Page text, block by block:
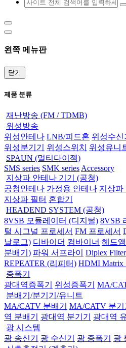
왼쪽 메뉴판
닫기
제품 분류
재난방송 (FM / TDMB)
위성방송
위성안테나 LNB/피드혼 위성수신
위성분기기
위성스위치 위성유니
SPAUN (멀티다이젝)
SMS series SMK series Accessory
지상파 안테나 기기 (공청)
공청안테나 가정용 안테나 지상파
지상파 필터 혼합기
HEADEND SYSTEM (공청)
8VSB 모듈레이터 (디지털) 8VSB
털 시그널 프로세서 FM 프로세서
날로그) 디바이더 컴바이너 헤드
분배기) 파워 서프라이 Diplex Filter
REPEATER (리피터) HDMI Matrix
증폭기
광대역증폭기
위성증폭기
MA/
분배기/분기기/유니트
MA/CATV 분배기
MA/CATV 분기
역 분배기
광대역 분기기
광대역
광 시스템
광 송신기
광 수신기 광 증폭기
광